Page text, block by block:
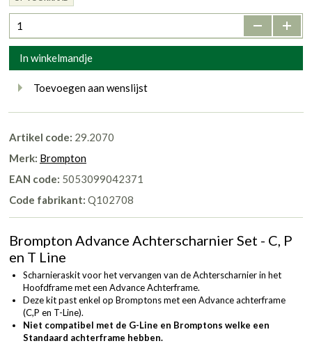
In winkelmandje
Toevoegen aan wenslijst
Artikel code: 29.2070
Merk: Brompton
EAN code: 5053099042371
Code fabrikant: Q102708
Brompton Advance Achterscharnier Set - C, P
en T Line
Scharnieraskit voor het vervangen van de Achterscharnier in het
Hoofdframe met een Advance Achterframe.
Deze kit past enkel op Bromptons met een Advance achterframe
(C,P en T-Line).
Niet compatibel met de G-Line en Bromptons welke een
Standaard achterframe hebben.